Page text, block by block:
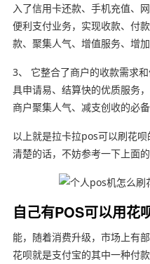
入了信用卡还款、手机充值、
便利支付业务，实现收款、付
款、聚集人气、增值服务、增加
3、 它整合了商户的收款需求
具申请易、结算快的优质服务
商户聚集人气、减支创收的必
以上就是拉卡拉pos可以刷花
清楚的话，不妨参考一下上面的
自己有POS可以用花
能，随着消费升级，市场上有
花呗就是支付宝的其中一种付